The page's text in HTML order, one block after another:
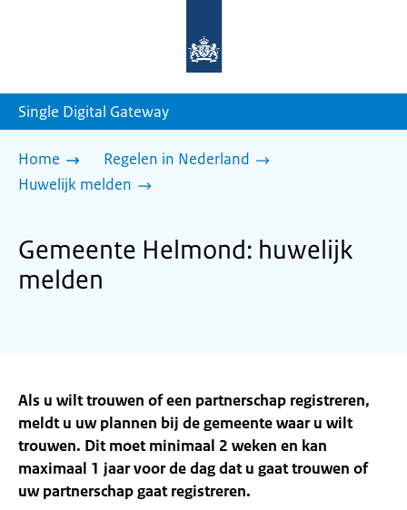
homepage
Single Digital Gateway
Home
Regelen in Nederland
Huwelijk melden
Gemeente Helmond: huwelijk
melden
Als u wilt trouwen of een partnerschap registreren,
meldt u uw plannen bij de gemeente waar u wilt
trouwen. Dit moet minimaal 2 weken en kan
maximaal 1 jaar voor de dag dat u gaat trouwen of
uw partnerschap gaat registreren.